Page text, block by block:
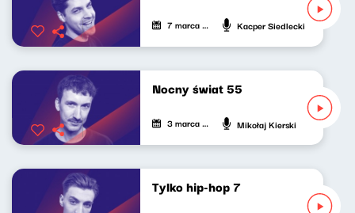
7 marca 2022 Kacper Siedlecki
Nocny świat 55
3 marca 2022 Mikołaj Kierski
Tylko hip-hop 7